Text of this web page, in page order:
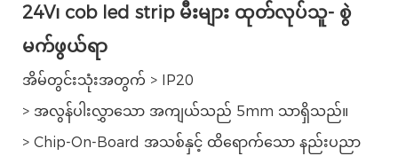
24V၊ cob led strip မီးများ ထုတ်လုပ်သူ- စွဲ
မက်ဖွယ်ရာ
အိမ်တွင်းသုံးအတွက် > IP20
> အလွန်ပါးလွှာသော အကျယ်သည် 5mm သာရှိသည်။
> Chip-On-Board အသစ်နှင့် ထိရောက်သော နည်းပညာ